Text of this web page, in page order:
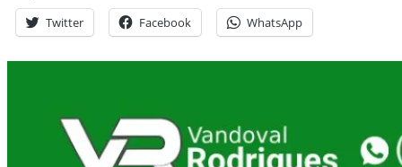
Twitter Facebook WhatsApp